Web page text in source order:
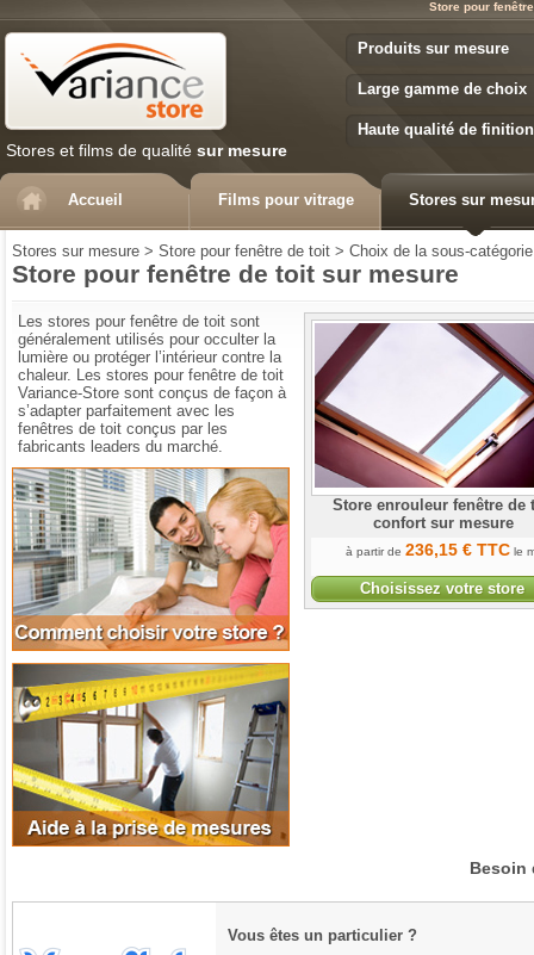
Store pour
Stores et films de qualité sur mesure
Produits sur mesure
Large gamme de choix
Haute qualité de finition
Accueil Films pour vitrage Stores sur
Stores sur mesure > Store pour fenêtre de toit > Choix de la sous-catégorie
Store pour fenêtre de toit sur mesure
Les stores pour fenêtre de toit sont
généralement utilisés pour occulter la
lumière ou protéger l’intérieur contre la
chaleur. Les stores pour fenêtre de toit
Variance-Store sont conçus de façon à
s’adapter parfaitement avec les
fenêtres de toit conçus par les
fabricants leaders du marché.
Comment choisir votre store
Store enrouleur fenêtre de
confort sur mesure
à partir de 236,15 € TTC le
Choisissez votre store
Besoin
Vous êtes un particulier ?